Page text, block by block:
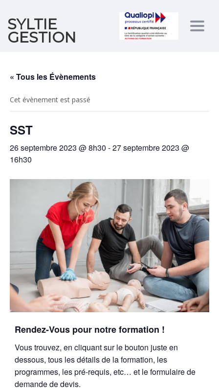
SYLTIE
GESTION
« Tous les Évènements
Cet évènement est passé
SST
26 septembre 2023 @ 8h30 -27 septembre 2023 @
16h30
Rendez-Vous pour notre formation !
Vous trouvez, en cliquant sur le bouton juste en
dessous, tous les détails de la formation, les
programmes, les pré-requis, etc… et le formulaire de
demande de devis.